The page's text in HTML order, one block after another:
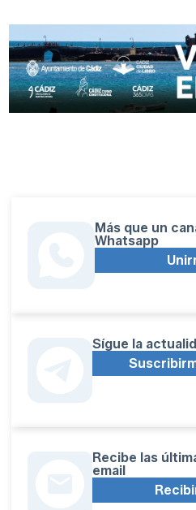
Más que un
Whatsapp
Sígue la
Recibe las
email